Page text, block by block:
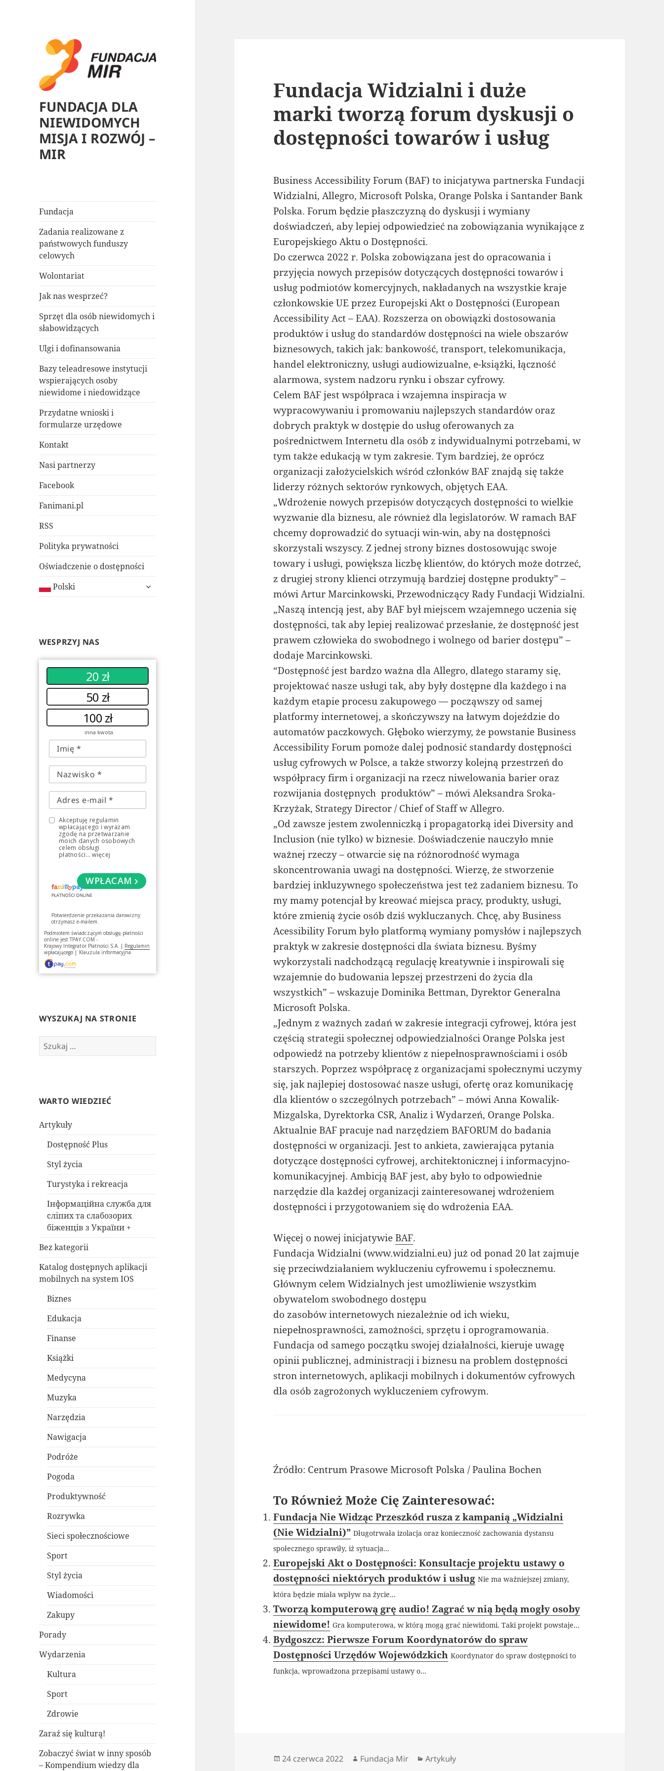
FUNDACJA DLA
NIEWIDOMYCH
MISJA I ROZWÓJ –
MIR
Fundacja
Zadania realizowane z
państwowych funduszy
celowych
Wolontariat
Jak nas wesprzeć?
Sprzęt dla osób niewidomych i
słabowidzących
Ulgi i dofinansowania
Bazy teleadresowe instytucji
wspierających osoby
niewidome i niedowidzące
Przydatne wnioski i
formularze urzędowe
Kontakt
Nasi partnerzy
Facebook
Fanimani.pl
RSS
Polityka prywatności
Oświadczenie o dostępności
Polski
rozwiń
WESPRZYJ NAS
20 zł
50 zł
100 zł
inna kwota
Akceptuję regulamin
wpłacającego i wyrażam
zgodę na przetwarzanie
moich danych osobowych
celem obsługi
płatności... więcej
WPŁACAM
Potwierdzenie przekazania darowizny
otrzymasz e-mailem.
Podmiotem świadczącym obsługę płatności
online jestTPAY.COM -
Krajowy Integrator Płatności S.A. | Regulamin
wpłacającego | Klauzula informacyjna
WYSZUKAJ NA STRONIE
Szukaj:
WARTO WIEDZIEĆ
Artykuły
Dostępność Plus
Styl życia
Turystyka i rekreacja
Інформаційна служба для
сліпих та слабозорих
біженців з України +
Bez kategorii
Katalog dostępnych aplikacji
mobilnych na system IOS
Biznes
Edukacja
Finanse
Książki
Medycyna
Muzyka
Narzędzia
Nawigacja
Podróże
Pogoda
Produktywność
Rozrywka
Sieci społecznościowe
Sport
Styl życia
Wiadomości
Zakupy
Porady
Wydarzenia
Kultura
Sport
Zdrowie
Zaraź się kulturą!
Zobaczyć świat w inny sposób
– Kompendium wiedzy dla
Fundacja Widzialni i duże
marki tworzą forum dyskusji o
dostępności towarów i usług
Business Accessibility Forum (BAF) to inicjatywa partnerska Fundacji
Widzialni, Allegro, Microsoft Polska, Orange Polska i Santander Bank
Polska. Forum będzie płaszczyzną do dyskusji i wymiany
doświadczeń, aby lepiej odpowiedzieć na zobowiązania wynikające z
Europejskiego Aktu o Dostępności.
Do czerwca 2022 r. Polska zobowiązana jest do opracowania i
przyjęcia nowych przepisów dotyczących dostępności towarów i
usług podmiotów komercyjnych, nakładanych na wszystkie kraje
członkowskie UE przez Europejski Akt o Dostępności (European
Accessibility Act – EAA). Rozszerza on obowiązki dostosowania
produktów i usług do standardów dostępności na wiele obszarów
biznesowych, takich jak: bankowość, transport, telekomunikacja,
handel elektroniczny, usługi audiowizualne, e-książki, łączność
alarmowa, system nadzoru rynku i obszar cyfrowy.
Celem BAF jest współpraca i wzajemna inspiracja w
wypracowywaniu i promowaniu najlepszych standardów oraz
dobrych praktyk w dostępie do usług oferowanych za
pośrednictwem Internetu dla osób z indywidualnymi potrzebami, w
tym także edukacją w tym zakresie. Tym bardziej, że oprócz
organizacji założycielskich wśród członków BAF znajdą się także
liderzy różnych sektorów rynkowych, objętych EAA.
„Wdrożenie nowych przepisów dotyczących dostępności to wielkie
wyzwanie dla biznesu, ale również dla legislatorów. W ramach BAF
chcemy doprowadzić do sytuacji win-win, aby na dostępności
skorzystali wszyscy. Z jednej strony biznes dostosowując swoje
towary i usługi, powiększa liczbę klientów, do których może dotrzeć,
z drugiej strony klienci otrzymują bardziej dostępne produkty” –
mówi Artur Marcinkowski, Przewodniczący Rady Fundacji Widzialni.
„Naszą intencją jest, aby BAF był miejscem wzajemnego uczenia się
dostępności, tak aby lepiej realizować przesłanie, że dostępność jest
prawem człowieka do swobodnego i wolnego od barier dostępu” –
dodaje Marcinkowski.
“Dostępność jest bardzo ważna dla Allegro, dlatego staramy się,
projektować nasze usługi tak, aby były dostępne dla każdego i na
każdym etapie procesu zakupowego — począwszy od samej
platformy internetowej, a skończywszy na łatwym dojeździe do
automatów paczkowych. Głęboko wierzymy, że powstanie Business
Accessibility Forum pomoże dalej podnosić standardy dostępności
usług cyfrowych w Polsce, a także stworzy kolejną przestrzeń do
współpracy firm i organizacji na rzecz niwelowania barier oraz
rozwijania dostępnych produktów” – mówi Aleksandra Sroka-
Krzyżak, Strategy Director / Chief of Staff w Allegro.
„Od zawsze jestem zwolenniczką i propagatorką idei Diversity and
Inclusion (nie tylko) w biznesie. Doświadczenie nauczyło mnie
ważnej rzeczy – otwarcie się na różnorodność wymaga
skoncentrowania uwagi na dostępności. Wierzę, że stworzenie
bardziej inkluzywnego społeczeństwa jest też zadaniem biznesu. To
my mamy potencjał by kreować miejsca pracy, produkty, usługi,
które zmienią życie osób dziś wykluczanych. Chcę, aby Business
Acessibility Forum było platformą wymiany pomysłów i najlepszych
praktyk w zakresie dostępności dla świata biznesu. Byśmy
wykorzystali nadchodzącą regulację kreatywnie i inspirowali się
wzajemnie do budowania lepszej przestrzeni do życia dla
wszystkich” – wskazuje Dominika Bettman, Dyrektor Generalna
Microsoft Polska.
„Jednym z ważnych zadań w zakresie integracji cyfrowej, która jest
częścią strategii społecznej odpowiedzialności Orange Polska jest
odpowiedź na potrzeby klientów z niepełnosprawnościami i osób
starszych. Poprzez współpracę z organizacjami społecznymi uczymy
się, jak najlepiej dostosować nasze usługi, ofertę oraz komunikację
dla klientów o szczególnych potrzebach” – mówi Anna Kowalik-
Mizgalska, Dyrektorka CSR, Analiz i Wydarzeń, Orange Polska.
Aktualnie BAF pracuje nad narzędziem BAFORUM do badania
dostępności w organizacji. Jest to ankieta, zawierająca pytania
dotyczące dostępności cyfrowej, architektonicznej i informacyjno-
komunikacyjnej. Ambicją BAF jest, aby było to odpowiednie
narzędzie dla każdej organizacji zainteresowanej wdrożeniem
dostępności i przygotowaniem się do wdrożenia EAA.
Więcej o nowej inicjatywieBAF.
Fundacja Widzialni (www.widzialni.eu) już od ponad 20 lat zajmuje
się przeciwdziałaniem wykluczeniu cyfrowemu i społecznemu.
Głównym celem Widzialnych jest umożliwienie wszystkim
obywatelom swobodnego dostępu
do zasobów internetowych niezależnie od ich wieku,
niepełnosprawności, zamożności, sprzętu i oprogramowania.
Fundacja od samego początku swojej działalności, kieruje uwagę
opinii publicznej, administracji i biznesu na problem dostępności
stron internetowych, aplikacji mobilnych i dokumentów cyfrowych
dla osób zagrożonych wykluczeniem cyfrowym.
Źródło: Centrum Prasowe Microsoft Polska / Paulina Bochen
To Również Może Cię Zainteresować:
Fundacja Nie Widząc Przeszkód rusza z kampanią „Widzialni
(Nie Widzialni)” Długotrwała izolacja oraz konieczność zachowania dystansu
społecznego sprawiły, iż sytuacja...
Europejski Akt o Dostępności: Konsultacje projektu ustawy o
dostępności niektórych produktów i usług Nie ma ważniejszej zmiany,
która będzie miała wpływ na życie...
Tworzą komputerową grę audio! Zagrać w nią będą mogły osoby
niewidome! Gra komputerowa, w którą mogą grać niewidomi. Taki projekt powstaje...
Bydgoszcz: Pierwsze Forum Koordynatorów do spraw
Dostępności Urzędów Wojewódzkich Koordynator do spraw dostępności to
funkcja, wprowadzona przepisami ustawy o...
Data
24 czerwca 2022 Autor
Fundacja Mir Kategorie
Artykuły